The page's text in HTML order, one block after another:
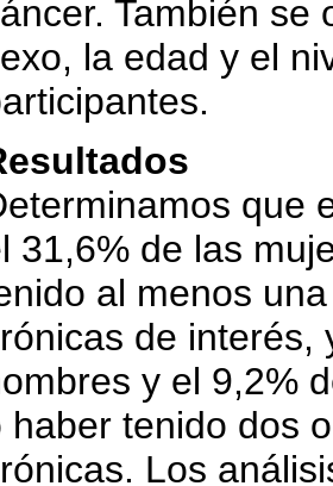
También se
la edad y el
que
31,6% de las
al menos
de interés,
y el 9,2%
haber tenido dos
Los